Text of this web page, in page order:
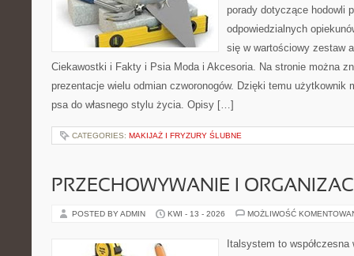
porady dotyczące hodowli
odpowiedzialnych
się w wartościowy zestaw
Ciekawostki i Fakty i Psia Moda i Akcesoria. Na stronie można
prezentacje wielu odmian czworonogów. Dzięki temu użytkownik
psa do własnego stylu życia. Opisy […]
CATEGORIES: MAKIJAŻ I FRYZURY ŚLUBNE
PRZECHOWYWANIE I
POSTED BY ADMIN KWI - 13 - 2026 MOŻLIWOŚĆ
Italsystem to